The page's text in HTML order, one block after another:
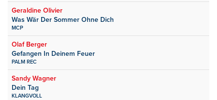
Geraldine Olivier
Was Wär Der Sommer Ohne Dich
MCP
Olaf Berger
Gefangen In Deinem Feuer
PALM REC
Sandy Wagner
Dein Tag
KLANGVOLL